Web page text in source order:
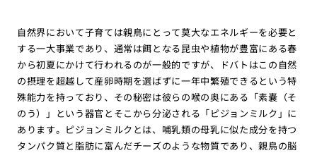
自然界において子育ては親鳥にとって莫大なエネルギーを必要と
する一大事業であり、通常は餌となる昆虫や植物が豊富にある春
から初夏にかけて行われるのが一般的ですが、ドバトはこの自然
の摂理を超越して産卵時期を選ばずに一年中繁殖できるという特
殊能力を持っており、その秘密は彼らの喉の奥にある「素嚢（そ
のう）」という器官とそこから分泌される「ピジョンミルク」に
あります。ピジョンミルクとは、哺乳類の母乳に似た成分を持つ
タンパク質と脂肪に富んだチーズのような物質であり、親鳥の脳